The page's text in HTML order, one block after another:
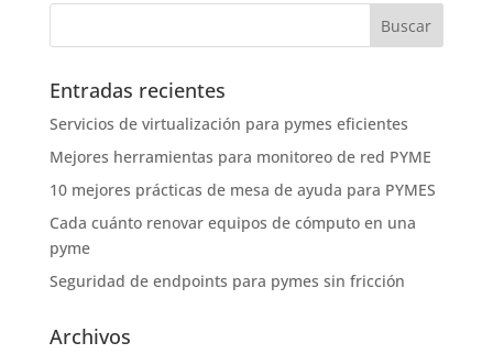
Entradas recientes
Servicios de virtualización para pymes eficientes
Mejores herramientas para monitoreo de red PYME
10 mejores prácticas de mesa de ayuda para PYMES
Cada cuánto renovar equipos de cómputo en una
pyme
Seguridad de endpoints para pymes sin fricción
Archivos